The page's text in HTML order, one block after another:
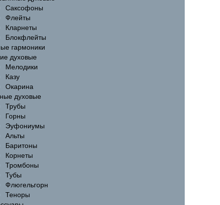
Саксофоны
Флейты
Кларнеты
Блокфлейты
гармоники
духовые
Мелодики
Казу
Окарина
духовые
Трубы
Горны
Эуфониумы
Альты
Баритоны
Корнеты
Тромбоны
Тубы
Флюгельгорн
Теноры